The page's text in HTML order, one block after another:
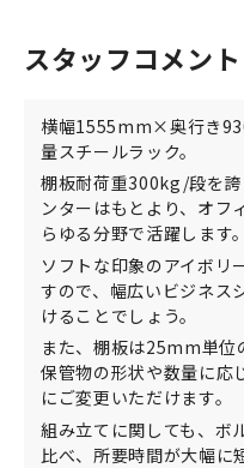
スタッフコメント
横幅1555mm×奥行き
量スチールラック。
棚板耐荷重300kg/段を誇
ンターはもとより、オフ
らゆる分野で活躍します。
ソフトな印象のアイボリ
すので、幅広いビジネス
けることでしょう。
また、棚板は25mm単位
保管物の形状や数量に応
にご変更いただけます。
組み立てに関しても、ボ
比べ、所要時間が大幅に